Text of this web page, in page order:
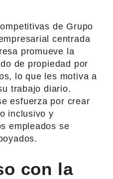
de Grupo
centrada
promueve la
de propiedad por
lo que les motiva a
trabajo diario.
esfuerza por crear
inclusivo y
empleados se
con la